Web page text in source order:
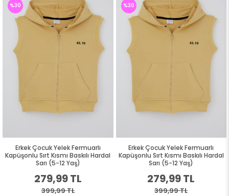
Erkek Çocuk Yelek Fermuarlı
Kapüşonlu Sırt Kısmı Baskılı Hardal
Sarı (5-12 Yaş)
279,99 TL
399,99 TL
%30
Erkek Çocuk Yelek Fermuarlı
Kapüşonlu Sırt Kısmı Baskılı Hardal
Sarı (5-12 Yaş)
279,99 TL
399,99 TL
%30